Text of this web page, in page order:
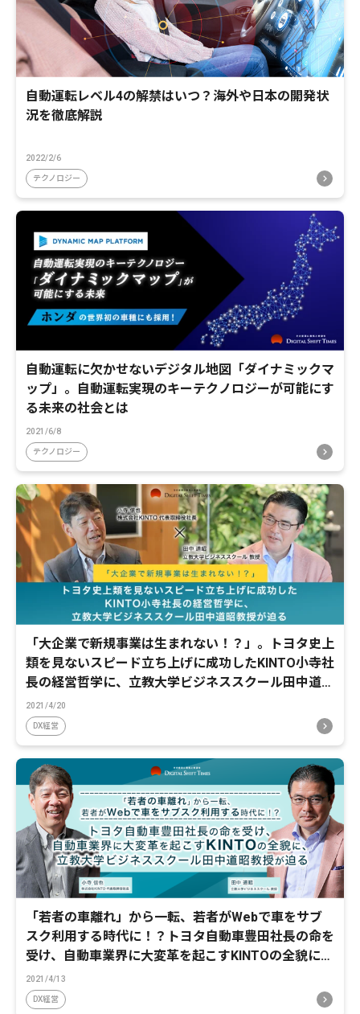
自動運転レベル4の解禁はいつ？海外や日本の開発状
況を徹底解説
2022/2/6
テクノロジー
自動運転に欠かせないデジタル地図「ダイナミックマ
ップ」。自動運転実現のキーテクノロジーが可能にす
る未来の社会とは
2021/6/8
テクノロジー
「大企業で新規事業は生まれない！？」。トヨタ史上
類を見ないスピード立ち上げに成功したKINTO小寺社
長の経営哲学に、立教大学ビジネススクール田中道昭
教授が迫る
2021/4/20
DX経営
「若者の車離れ」から一転、若者がWebで車をサブ
スク利用する時代に！？トヨタ自動車豊田社長の命を
受け、自動車業界に大変革を起こすKINTOの全貌に、
立教大学ビジネススクール田中道昭教授が迫る
2021/4/13
DX経営